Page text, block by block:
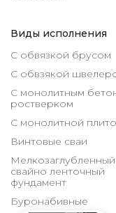
Виды исполнения
С обвязкой брусом
С обвзякой
С монолитным
ростверком
С монолитной
Винтовые сваи
Мелкозаглубленный
свайно ленточный
фундамент
Буронабивные